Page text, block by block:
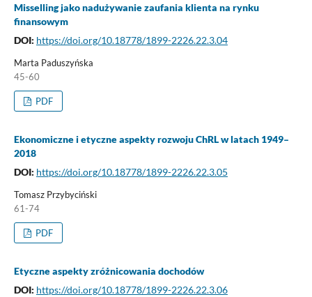
Misselling jako nadużywanie zaufania klienta na rynku
finansowym
DOI: https://doi.org/10.18778/1899-2226.22.3.04
Marta Paduszyńska
45-60
PDF
Ekonomiczne i etyczne aspekty rozwoju ChRL w latach 1949–
2018
DOI: https://doi.org/10.18778/1899-2226.22.3.05
Tomasz Przybyciński
61-74
PDF
Etyczne aspekty zróżnicowania dochodów
DOI: https://doi.org/10.18778/1899-2226.22.3.06